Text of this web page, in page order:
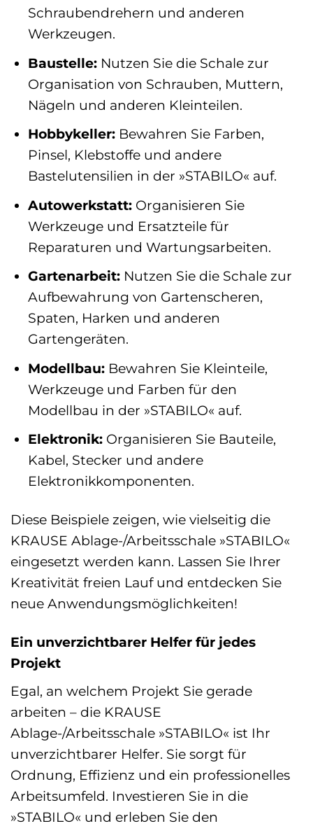
Schraubendrehern und anderen
Werkzeugen.
Baustelle:Nutzen Sie die Schale zur
Organisation von Schrauben, Muttern,
Nägeln und anderen Kleinteilen.
Hobbykeller:Bewahren Sie Farben,
Pinsel, Klebstoffe und andere
Bastelutensilien in der »STABILO« auf.
Autowerkstatt:Organisieren Sie
Werkzeuge und Ersatzteile für
Reparaturen und Wartungsarbeiten.
Gartenarbeit:Nutzen Sie die Schale zur
Aufbewahrung von Gartenscheren,
Spaten, Harken und anderen
Gartengeräten.
Modellbau:Bewahren Sie Kleinteile,
Werkzeuge und Farben für den
Modellbau in der »STABILO« auf.
Elektronik:Organisieren Sie Bauteile,
Kabel, Stecker und andere
Elektronikkomponenten.
Diese Beispiele zeigen, wie vielseitig die
KRAUSE Ablage-/Arbeitsschale »STABILO«
eingesetzt werden kann. Lassen Sie Ihrer
Kreativität freien Lauf und entdecken Sie
neue Anwendungsmöglichkeiten!
Ein unverzichtbarer Helfer für jedes
Projekt
Egal, an welchem Projekt Sie gerade
arbeiten – die KRAUSE
Ablage-/Arbeitsschale »STABILO« ist Ihr
unverzichtbarer Helfer. Sie sorgt für
Ordnung, Effizienz und ein professionelles
Arbeitsumfeld. Investieren Sie in die
»STABILO« und erleben Sie den